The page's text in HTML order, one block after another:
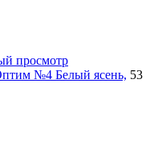
просмотр
№4 Белый ясень, 53